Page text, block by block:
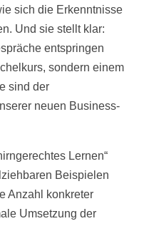
sich die Erkenntnisse
Und sie stellt klar:
entspringen
sondern einem
sind der
neuen Business-
Lernen“
Beispielen
Anzahl konkreter
Umsetzung der